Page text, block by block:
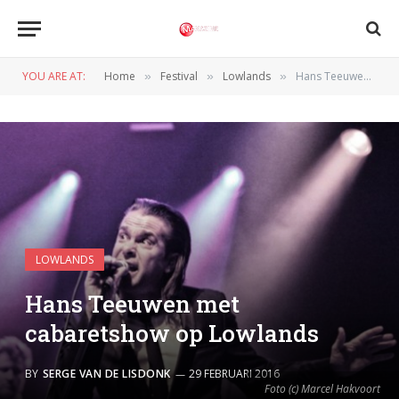
YOU ARE AT: Home » Festival » Lowlands » Hans Teeuwen met cabaretshow op Lowlands
Foto (c) Marcel Hakvoort
LOWLANDS
Hans Teeuwen met
cabaretshow op Lowlands
BY SERGE VAN DE LISDONK 29 FEBRUARI 2016